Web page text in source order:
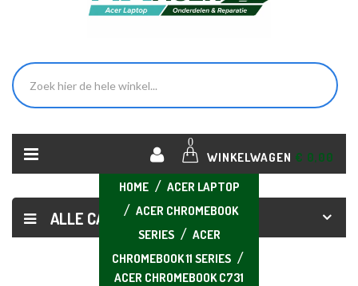
0
WINKELWAGEN € 0,00
ALLE CATEGORIEËN
HOME
ACER LAPTOP
ACER CHROMEBOOK
SERIES
ACER
CHROMEBOOK 11 SERIES
ACER CHROMEBOOK C731